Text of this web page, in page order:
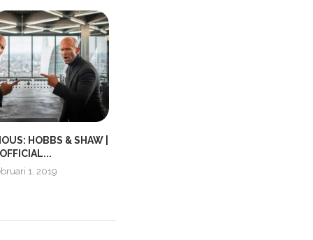
HOBBS & SHAW |
1, 2019